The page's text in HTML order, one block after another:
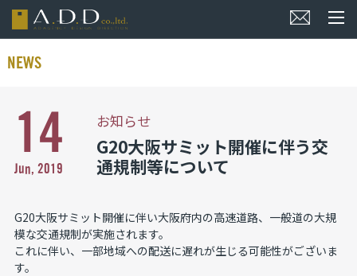
NEWS
14
Jun, 2019
お知らせ
G20大阪サミット開催に伴う交
通規制等について
G20大阪サミット開催に伴い大阪府内の高速道路、一般道の大規
模な交通規制が実施されます。
これに伴い、一部地域への配送に遅れが生じる可能性がございま
す。